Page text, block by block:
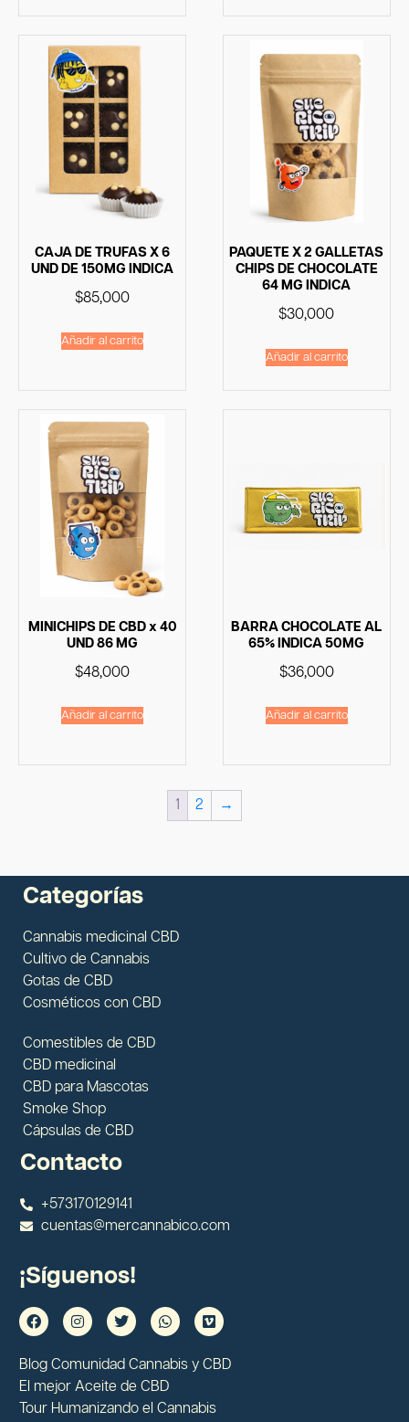
CAJA DE TRUFAS X 6
UND DE 150MG INDICA
$85,000
Añadir al carrito
PAQUETE X 2 GALLETAS
CHIPS DE CHOCOLATE
64 MG INDICA
$30,000
Añadir al carrito
MINICHIPS DE CBD x 40
UND 86 MG
$48,000
Añadir al carrito
BARRA CHOCOLATE AL
65% INDICA 50MG
$36,000
Añadir al carrito
1 2 →
Categorías
Cannabis medicinal CBD
Cultivo de Cannabis
Gotas de CBD
Cosméticos con CBD
Comestibles de CBD
CBD medicinal
CBD para Mascotas
Smoke Shop
Cápsulas de CBD
Contacto
+573170129141
cuentas@mercannabico.com
¡Síguenos!
Blog Comunidad Cannabis y CBD
El mejor Aceite de CBD
Tour Humanizando el Cannabis